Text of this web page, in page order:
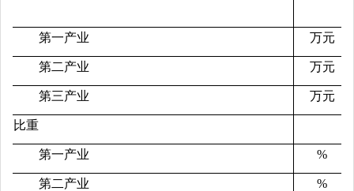
第一产业 万元
第二产业 万元
第三产业 万元
比重
第一产业 %
第二产业 %